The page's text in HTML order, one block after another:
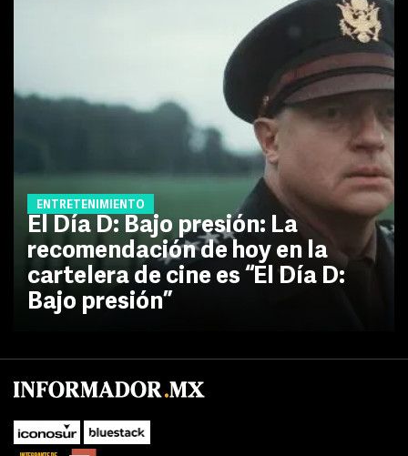
ENTRETENIMIENTO
El Día D: Bajo presión: La
recomendación de hoy en la
cartelera de cine es “El Día D:
Bajo presión”